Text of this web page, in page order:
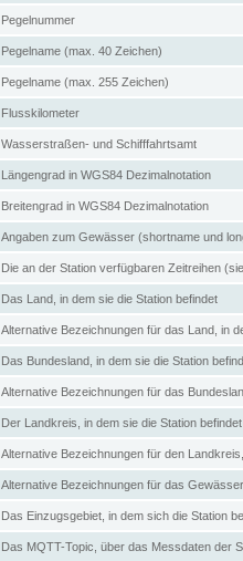
Pegelnummer
Pegelname (max. 40 Zeichen)
Pegelname (max. 255 Zeichen)
Flusskilometer
Wasserstraßen- und Schifffahrtsamt
Längengrad in WGS84 Dezimalnotation
Breitengrad in WGS84 Dezimalnotation
Angaben zum Gewässer (shortname und
Die an der Station verfügbaren Zeitreihen
Das Land, in dem sie die Station befindet
Alternative Bezeichnungen für das Land, in
Das Bundesland, in dem sie die Station
Alternative Bezeichnungen für das
Der Landkreis, in dem sie die Station befindet
Alternative Bezeichnungen für den
Alternative Bezeichnungen für das
Das Einzugsgebiet, in dem sich die Station
Das MQTT-Topic, über das Messdaten der